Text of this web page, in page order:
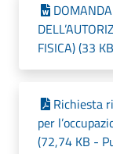
FISICA) (33
Richiesta
per
(72,74 KB -